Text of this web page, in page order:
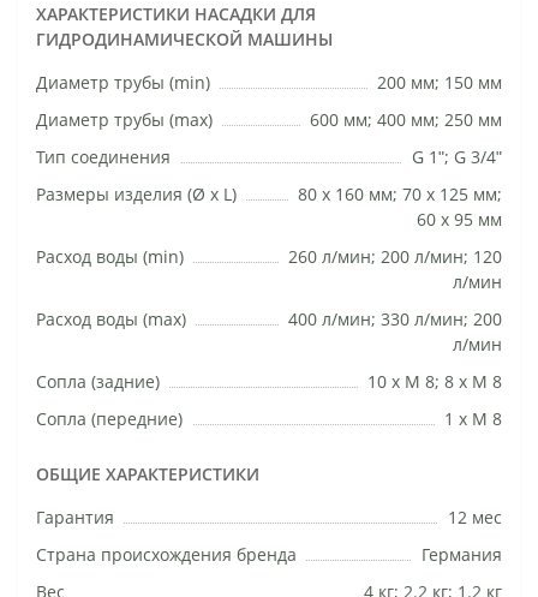
ХАРАКТЕРИСТИКИ НАСАДКИ ДЛЯ
ГИДРОДИНАМИЧЕСКОЙ МАШИНЫ
Диаметр трубы (min)
200 мм; 150 мм
Диаметр трубы (max)
600 мм; 400 мм; 250 мм
Тип соединения
G 1ʺ; G 3/4ʺ
Размеры изделия (Ø х L)
80 х 160 мм; 70 х 125 мм;
60 х 95 мм
Расход воды (min)
260 л/мин; 200 л/мин; 120
л/мин
Расход воды (max)
400 л/мин; 330 л/мин; 200
л/мин
Сопла (задние)
10 х М 8; 8 х М 8
Сопла (передние)
1 х М 8
ОБЩИЕ ХАРАКТЕРИСТИКИ
Гарантия
12 мес
Страна происхождения бренда
Германия
Вес
4 кг; 2.2 кг; 1.2 кг